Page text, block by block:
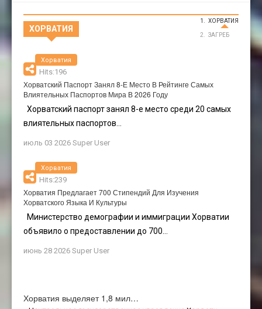
ХОРВАТИЯ
ХОРВАТИЯ
ЗАГРЕБ
Hits:196
Хорватский Паспорт Занял 8-Е Место В Рейтинге Самых
Влиятельных Паспортов Мира В 2026 Году
Хорватский паспорт занял 8-е место среди 20 самых
влиятельных паспортов...
июль 03 2026
Хорватия
Super User
Hits:239
Хорватия Предлагает 700 Стипендий Для Изучения
Хорватского Языка И Культуры
Министерство демографии и иммиграции Хорватии
объявило о предоставлении до 700...
июнь 28 2026
Хорватия
Super User
Хорватия выделяет 1,8 мил…